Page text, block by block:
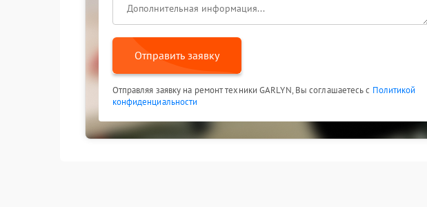
Отправить заявку
Отправляя заявку на ремонт техники GARLYN, Вы соглашаетесь с Политикой
конфиденциальности